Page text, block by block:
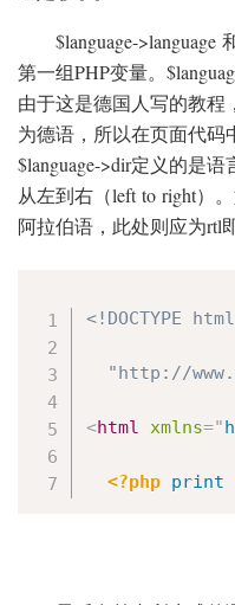
$language->language
第一组PHP变量。
由于这是德国人写的教程
为德语，所以在页面代码
$language->dir定义的是
从左到右（left to right）
阿拉伯语，此处则应为rtl
<!DOCTYPE
"http://
<html xmlns="
<?php print